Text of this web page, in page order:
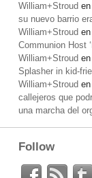
William+Stroud en
su nuevo barrio
William+Stroud en
Communion Host
William+Stroud en
Splasher in kid-
William+Stroud en
callejeros que
una marcha del
Follow